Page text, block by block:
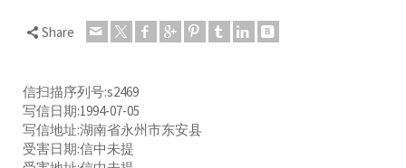
Share
信扫描序列号:s2469
写信日期:1994-07-05
写信地址:湖南省永州市东安县
受害日期:信中未提